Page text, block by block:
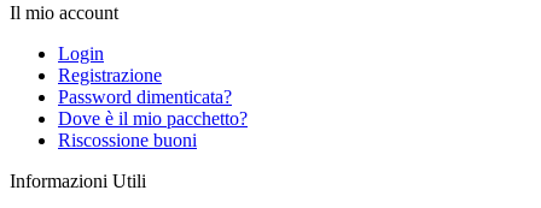
Il mio account
Login
Registrazione
Password dimenticata?
Dove è il mio pacchetto?
Riscossione buoni
Informazioni Utili